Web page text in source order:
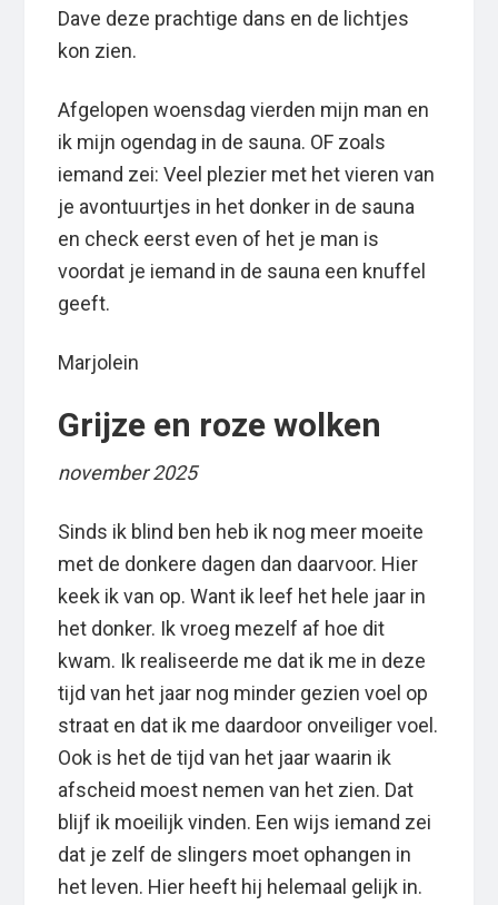
Dave deze prachtige dans en de lichtjes
kon zien.
Afgelopen woensdag vierden mijn man en
ik mijn ogendag in de sauna. OF zoals
iemand zei: Veel plezier met het vieren van
je avontuurtjes in het donker in de sauna
en check eerst even of het je man is
voordat je iemand in de sauna een knuffel
geeft.
Marjolein
Grijze en roze wolken
november 2025
Sinds ik blind ben heb ik nog meer moeite
met de donkere dagen dan daarvoor. Hier
keek ik van op. Want ik leef het hele jaar in
het donker. Ik vroeg mezelf af hoe dit
kwam. Ik realiseerde me dat ik me in deze
tijd van het jaar nog minder gezien voel op
straat en dat ik me daardoor onveiliger voel.
Ook is het de tijd van het jaar waarin ik
afscheid moest nemen van het zien. Dat
blijf ik moeilijk vinden. Een wijs iemand zei
dat je zelf de slingers moet ophangen in
het leven. Hier heeft hij helemaal gelijk in.